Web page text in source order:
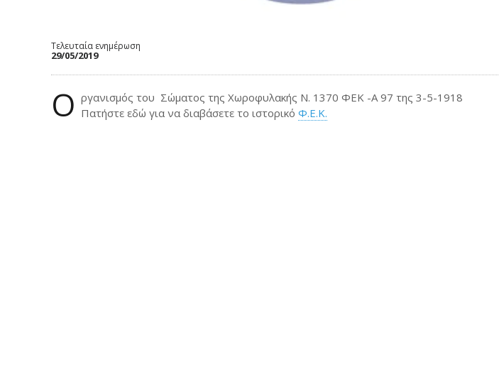
Τελευταία ενημέρωση
29/05/2019
Ο ργανισμός του Σώματος της Χωροφυλακής Ν. 1370 ΦΕΚ -Α 97 της 3-5-1918
Πατήστε εδώ για να διαβάσετε το ιστορικό Φ.Ε.Κ.